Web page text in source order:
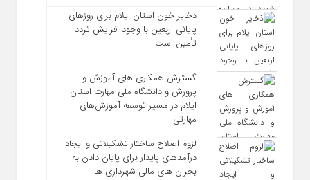
ذخایر خون استان ایلام برای روزهای
پایانی اربعین با وجود افزایش تردد
تأمین است
گسترش همکاری‌ های آموزش و
پرورش و دانشگاه ملی مهارت استان
ایلام در مسیر توسعه آموزش‌های
مهارتی
لزوم اصلاح ساختار تشکیلاتی و ایجاد
درآمدهای پایدار برای پایان دادن به
بحران‌ های مالی شهرداری‌ ها